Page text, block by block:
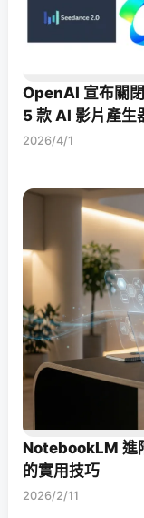
OpenAI 宣布關
5 款 AI 影片產生
2026/4/1
NotebookLM 進
的實用技巧
2026/2/11